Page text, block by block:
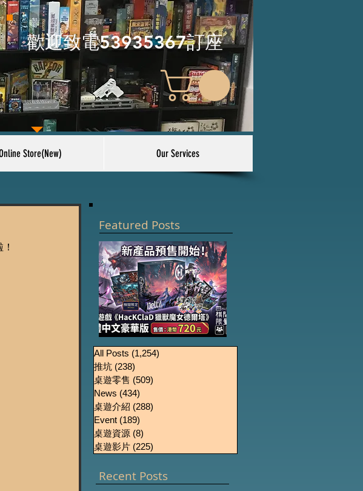
​歡迎致電53935367訂座
Store(New) Our Services
Featured Posts
《HacKClaD獵獸魔女
德爾塔》繁體中文豪
華版開放預售
All Posts (1,254)
推坑 (238)
桌遊零售 (509)
News (434)
桌遊介紹 (288)
Event (189)
桌遊資源 (8)
桌遊影片 (225)
Recent Posts